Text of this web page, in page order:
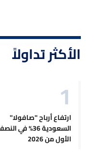
الأكثر تداولاً
ارتفاع أرباح "صافولا"
السعودية 36% في
الأول من 2026